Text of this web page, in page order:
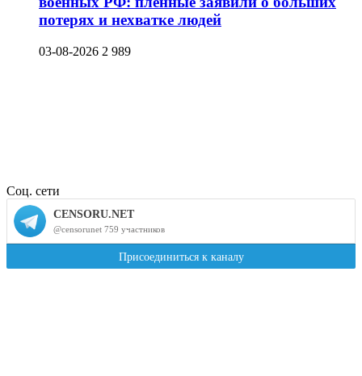
потерях и нехватке людей
03-08-2026 2 989
Соц. сети